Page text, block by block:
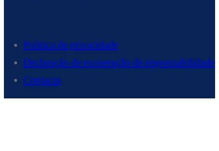
Política de privacidade
Declaração de exoneração de responsabilidade
Contacto